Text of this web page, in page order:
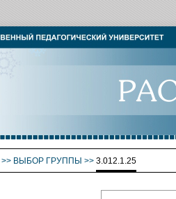
>> ВЫБОР ГРУППЫ >> 3.012.1.25